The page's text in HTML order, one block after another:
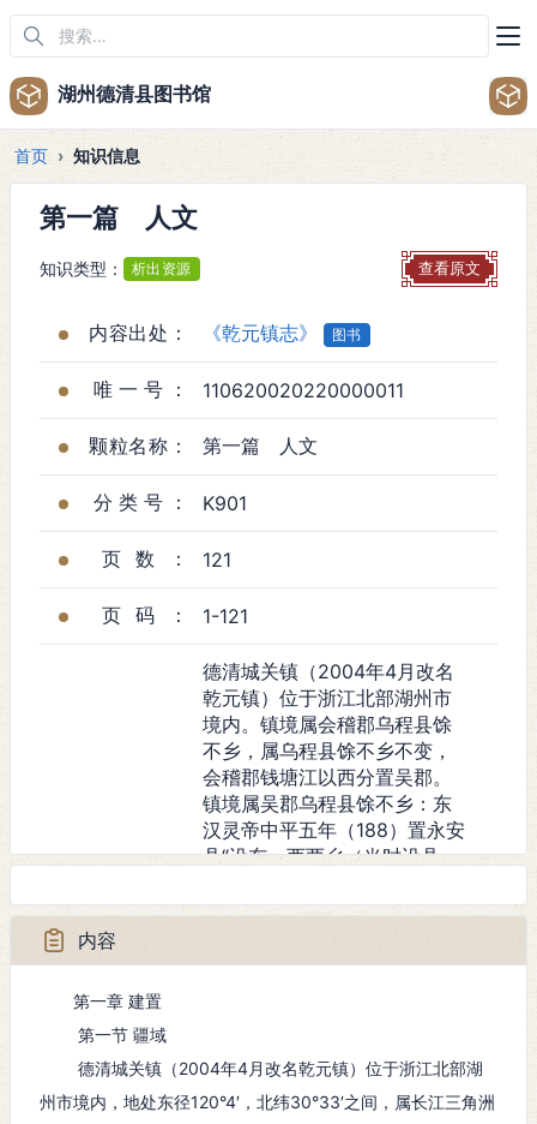
湖州德清县图书馆
首页 知识信息
第一篇 人文
知识类型： 析出资源 查看原文
内容出处： 《乾元镇志》 图书
唯一号： 110620020220000011
颗粒名称： 第一篇 人文
分类号： K901
页数： 121
页码： 1-121
摘要：
德清城关镇（2004年4月改名
乾元镇）位于浙江北部湖州市
境内。镇境属会稽郡乌程县馀
不乡，属乌程县馀不乡不变，
会稽郡钱塘江以西分置吴郡。
镇境属吴郡乌程县馀不乡：东
汉灵帝中平五年（188）置永安
县“设东、西两乡（当时设县，
证）”镇境属永安县东乡，分乌
县。吴郡改称吴兴郡。镇境属
为37乡，武康县东境析乡置
县。临溪县县署从下兰山迁徙
内容
第一章 建置
第一节 疆域
德清城关镇（2004年4月改名乾元镇）位于浙江北部湖
州市境内，地处东径120°4′，北纬30°33′之间，属长江三角洲